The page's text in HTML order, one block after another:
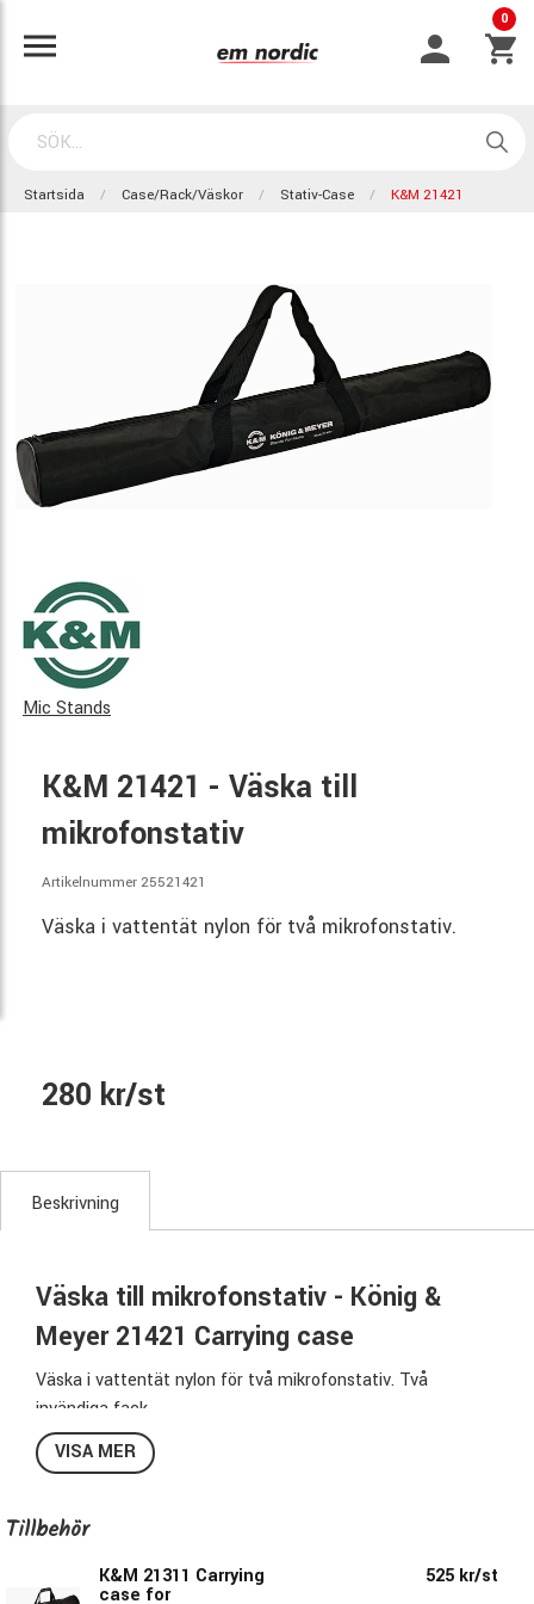
0
Startsida Case/Rack/Väskor Stativ-Case K&M 21421
Mic Stands
K&M 21421 - Väska till
mikrofonstativ
Artikelnummer 25521421
Väska i vattentät nylon för två mikrofonstativ.
280 kr/st
Beskrivning
Väska till mikrofonstativ - König &
Meyer 21421 Carrying case
Väska i vattentät nylon för två mikrofonstativ. Två
invändiga fack.
Specifikationer 21421:
Längd: 1000mm
Djup: 130mm
VISA MER
Tillbehör
K&M 21311 Carrying
case for
525 kr/st